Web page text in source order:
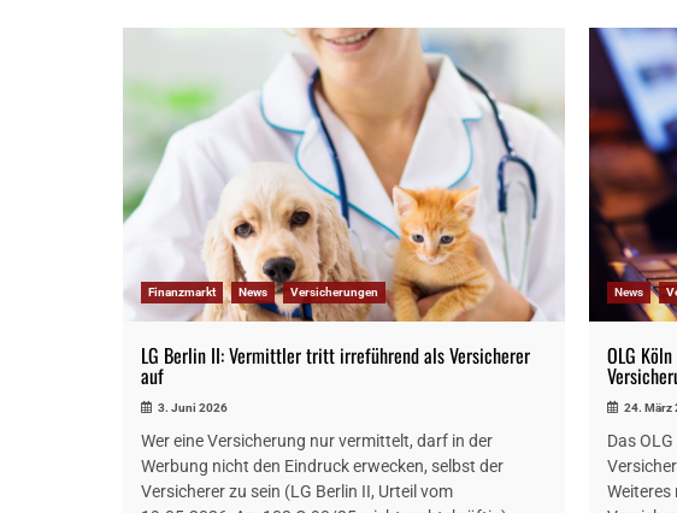
Finanzmarkt News Versicherungen
LG Berlin II: Vermittler tritt irreführend als Versicherer
auf
3. Juni 2026
Wer eine Versicherung nur vermittelt, darf in der
Werbung nicht den Eindruck erwecken, selbst der
Versicherer zu sein (LG Berlin II, Urteil vom
News
OLG
24. März
Das
Weiteres